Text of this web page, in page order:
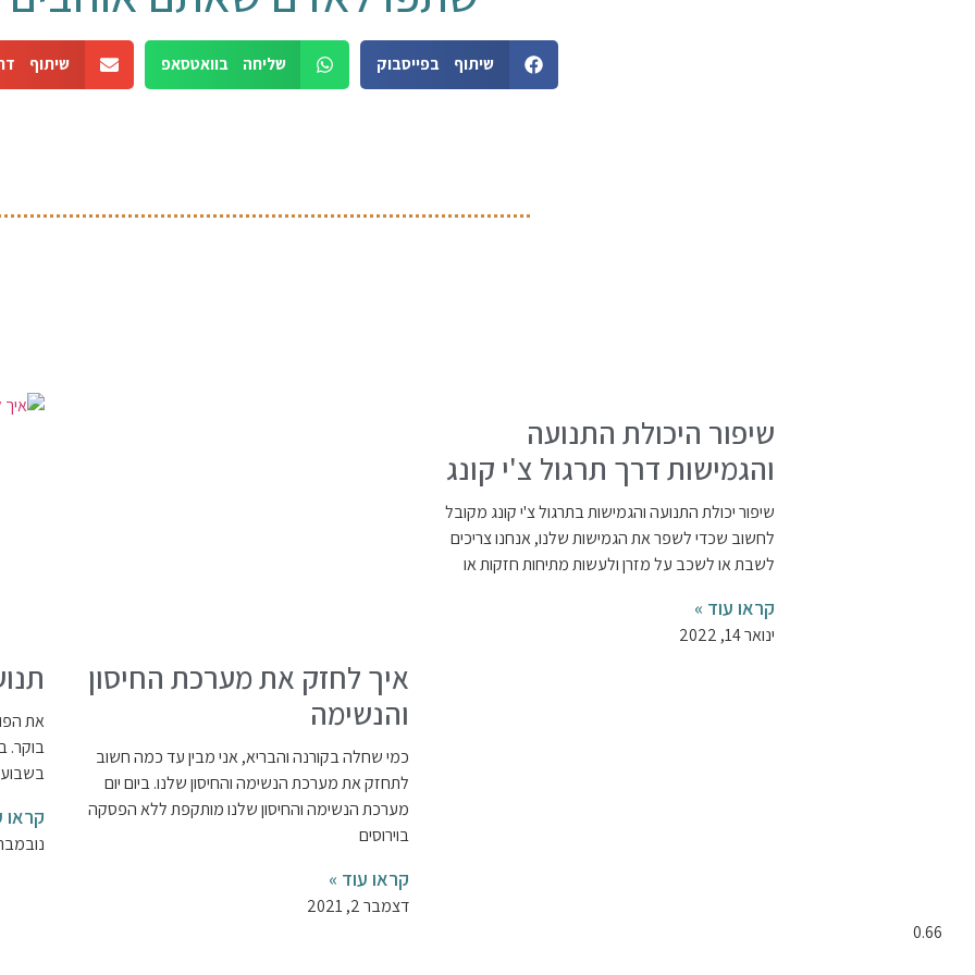
שיתוף בפייסבוק שליחה בוואטסאפ שיתוף
שיפור היכולת התנועה
והגמישות דרך תרגול צ'י קונג
שיפור יכולת התנועה והגמישות בתרגול צ'י קונג מקובל
לחשוב שכדי לשפר את הגמישות שלנו, אנחנו צריכים
לשבת או לשכב על מזרן ולעשות מתיחות חזקות או
קראו עוד »
ינואר 14, 2022
איך לחזק את מערכת החיסון
והנשימה
כמי שחלה בקורנה והבריא, אני מבין עד כמה חשוב
לתחזק את מערכת הנשימה והחיסון שלנו. ביום יום
מערכת הנשימה והחיסון שלנו מותקפת ללא הפסקה
בוירוסים
קראו עוד »
דצמבר 2, 2021
את
בוקר.
קראו
נובמבר 24,